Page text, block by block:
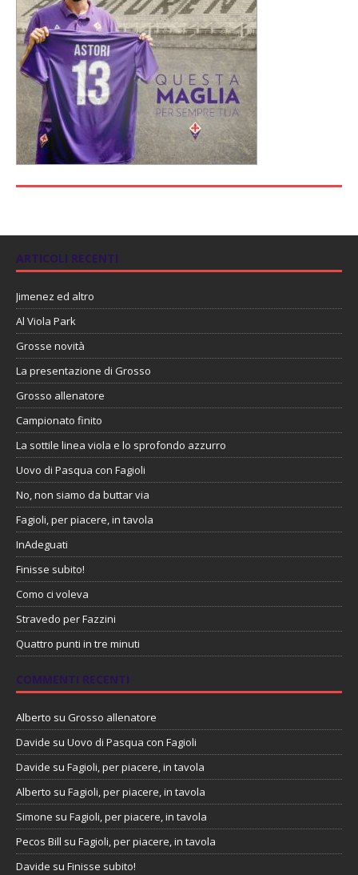
ARTICOLI RECENTI
Jimenez ed altro
Al Viola Park
Grosse novità
La presentazione di Grosso
Grosso allenatore
Campionato finito
La sottile linea viola e lo sprofondo azzurro
Uovo di Pasqua con Fagioli
No, non siamo da buttar via
Fagioli, per piacere, in tavola
InAdeguati
Finisse subito!
Como ci voleva
Stravedo per Fazzini
Quattro punti in tre minuti
COMMENTI RECENTI
Alberto su Grosso allenatore
Davide su Uovo di Pasqua con Fagioli
Davide su Fagioli, per piacere, in tavola
Alberto su Fagioli, per piacere, in tavola
Simone su Fagioli, per piacere, in tavola
Pecos Bill su Fagioli, per piacere, in tavola
Davide su Finisse subito!